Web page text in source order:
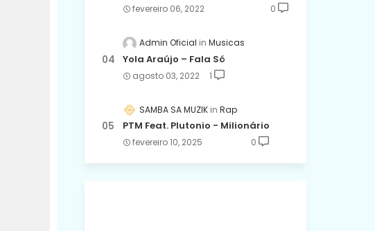
fevereiro 06, 2022 0
Admin Oficial Musicas
Yola Araújo – Fala Só
agosto 03, 2022 1
SAMBA SA MUZIK Rap
PTM Feat. Plutonio - Milionário
fevereiro 10, 2025 0